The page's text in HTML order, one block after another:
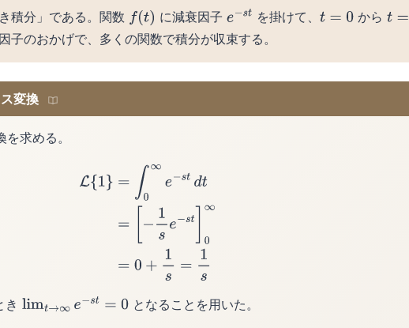
積分」である。関数 f(t) に減衰因子 e− st を掛けて、 t=0 からt=∞
子のおかげで、多くの関数で積分が収束する。
変換
求める。
− stdt (2) [− e−st ]0∞
きlimt→∞e− t= 0 となることを用いた。